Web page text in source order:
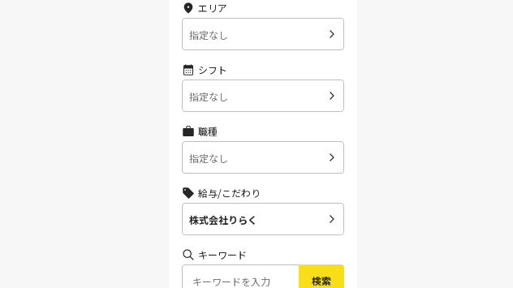
エリア
指定なし
シフト
指定なし
職種
指定なし
給与/こだわり
株式会社りらく
キーワード
検索